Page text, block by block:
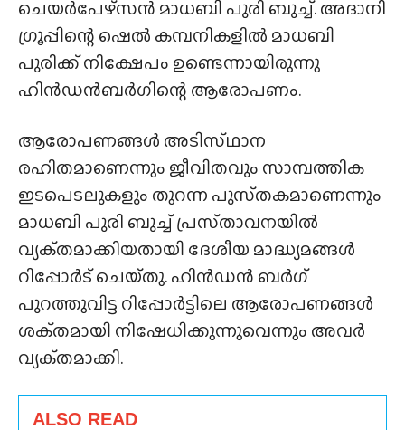
ചെയർപേഴ്‌സൻ മാധബി പുരി ബുച്ച്. അദാനി
ഗ്രൂപ്പിന്റെ ഷെൽ കമ്പനികളിൽ മാധബി
പുരിക്ക് നിക്ഷേപം ഉണ്ടെന്നായിരുന്നു
ഹിൻഡൻബർഗിന്റെ ആരോപണം.
ആരോപണങ്ങൾ അടിസ്‌ഥാന
രഹിതമാണെന്നും ജീവിതവും സാമ്പത്തിക
ഇടപെടലുകളും തുറന്ന പുസ്‌തകമാണെന്നും
മാധബി പുരി ബുച്ച് പ്രസ്‌താവനയിൽ
വ്യക്‌തമാക്കിയതായി ദേശീയ മാദ്ധ്യമങ്ങൾ
റിപ്പോർട് ചെയ്‌തു. ഹിൻഡൻ ബർഗ്
പുറത്തുവിട്ട റിപ്പോർട്ടിലെ ആരോപണങ്ങൾ
ശക്‌തമായി നിഷേധിക്കുന്നുവെന്നും അവർ
വ്യക്‌തമാക്കി.
ALSO READ